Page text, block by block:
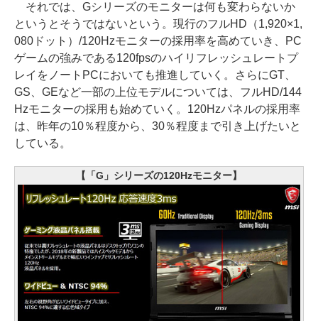
それでは、Gシリーズのモニターは何も変わらないか
というとそうではないという。現行のフルHD（1,920×1,
080ドット）/120Hzモニターの採用率を高めていき、PC
ゲームの強みである120fpsのハイリフレッシュレートプ
レイをノートPCにおいても推進していく。さらにGT、
GS、GEなど一部の上位モデルについては、フルHD/144
Hzモニターの採用も始めていく。120Hzパネルの採用率
は、昨年の10％程度から、30％程度まで引き上げたいと
している。
【「G」シリーズの120Hzモニター】